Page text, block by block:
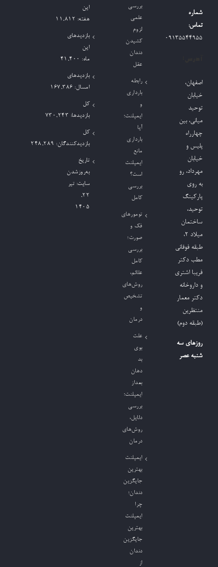
شماره
تماس:
09135544955
اصفهان،
خیابان
توحید
میانی، بین
چهارراه
پلیس و
خیابان
مهرداد، رو
به روی
پارکینگ
توحید،
ساختمان
میلاد ٢،
طبقه فوقانی
مطب دکتر
فریبا اشتری
و داروخانه
دکتر معمار
منتظرین
(طبقه دوم)
روزهای سه
شنبه عصر
بررسی
علمی
لزوم
کشیدن
دندان
عقل
رابطه
بارداری
و
ایمپلنت؛
آیا
بارداری
مانع
ایمپلنت
است؟
بررسی
کامل
تومورهای
فک و
صورت؛
بررسی
کامل
علائم،
روش‌های
تشخیص
و
درمان
علت
بوی
بد
دهان
بعداز
ایمپلنت؛
بررسی
دلایل،
روش‌های
درمان
ایمپلنت
بهترین
جایگزین
دندان؛
چرا
ایمپلنت
بهترین
جایگزین
دندان
از
این
هفته: 11,812
بازدیدهای
این
ماه: 41,400
بازدیدهای
امسال: 167,386
کل
بازدیدها: 730,243
کل
بازدیدکنند‌گان: 248,289
تاریخ
به‌روزشدن
سایت: تیر
۲۲,
۱۴۰۵